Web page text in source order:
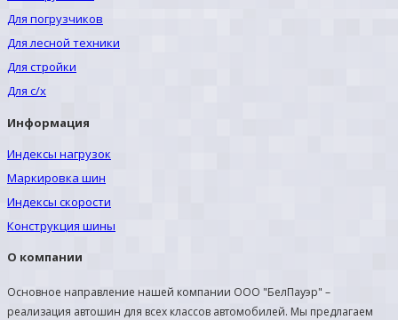
Для погрузчиков
Для лесной техники
Для стройки
Для с/х
Информация
Индексы нагрузок
Маркировка шин
Индексы скорости
Конструкция шины
О компании
Основное направление нашей компании ООО "БелПауэр" –
реализация автошин для всех классов автомобилей. Мы предлагаем